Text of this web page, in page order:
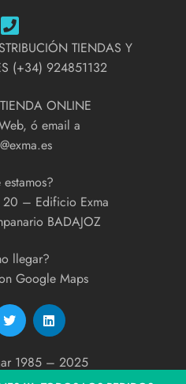
TIENDAS Y
(+34) 924851132
ONLINE
ó email a
20 – Edificio Exma
BADAJOZ
llegar?
Google Maps
1985 – 2025